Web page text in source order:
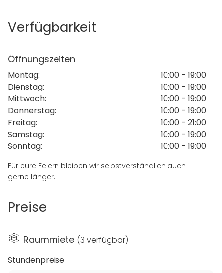
Verfügbarkeit
Öffnungszeiten
Montag:
10:00 - 19:00
Dienstag:
10:00 - 19:00
Mittwoch:
10:00 - 19:00
Donnerstag:
10:00 - 19:00
Freitag:
10:00 - 21:00
Samstag:
10:00 - 19:00
Sonntag: 10:00 - 19:00
Für eure Feiern bleiben wir selbstverständlich auch
gerne länger...
Preise
Raummiete (3 verfügbar)
Stundenpreise